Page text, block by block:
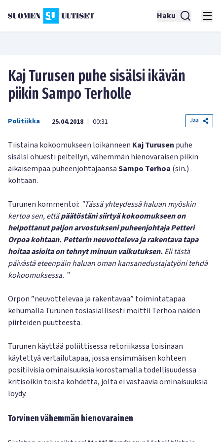
Haku
Kaj Turusen puhe sisälsi ikävän
piikin Sampo Terholle
Politiikka 25.04.2018 | 00:31 Jaa
Tiistaina kokoomukseen loikanneen Kaj Turusen puhe
sisälsi ohuesti peitellyn, vähemmän hienovaraisen piikin
aikaisempaa puheenjohtajaansaSampo Terhoa (sin.)
kohtaan.
Turunen kommentoi: ”Tässä yhteydessä haluan myöskin
kertoa sen, ettäpäätöstäni siirtyä kokoomukseen on
helpottanut paljon arvostukseni puheenjohtaja Petteri
Orpoa kohtaan. Petterin neuvotteleva ja rakentava tapa
hoitaa asioita on tehnyt minuun vaikutuksen.Eli tästä
päivästä eteenpäin haluan oman kansanedustajatyöni tehdä
kokoomuksessa. ”
Orpon ”neuvottelevaa ja rakentavaa” toimintatapaa
kehumalla Turunen tosiasiallisesti moittii Terhoa näiden
piirteiden puutteesta.
Turunen käyttää poliittisessa retoriikassa toisinaan
käytettyä vertailutapaa, jossa ensimmäisen kohteen
positiivisia ominaisuuksia korostamalla todellisuudessa
kritisoikin toista kohdetta, jolta ei vastaavia ominaisuuksia
löydy.
Torvinen vähemmän hienovarainen